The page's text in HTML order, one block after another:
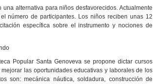
alternativa para niños desfavorecidos. Actualmente
número de participantes. Los niños reciben unas 12
específica sobre el instrumento y nociones de
Popular Santa Genoveva se propone dictar cursos
las oportunidades educativas y laborales de los
son: mecánica náutica, soldadura, construcción de